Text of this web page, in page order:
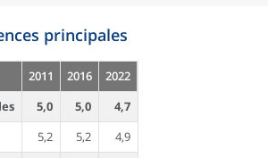
principales
2011 2016
2022
5,0 5,0
4,7
5,2 5,2
4,9